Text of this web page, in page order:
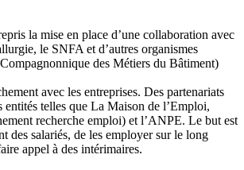
la mise en place d’une collaboration avec
le SNFA et d’autres organismes
des Métiers du Bâtiment)
avec les entreprises. Des partenariats
entités telles que La Maison de l’Emploi,
recherche emploi) et l’ANPE. Le but est
des salariés, de les employer sur le long
appel à des intérimaires.